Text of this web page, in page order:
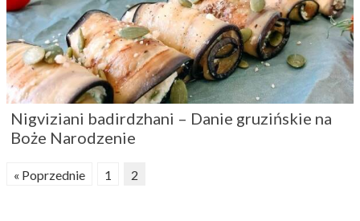
Nigviziani badirdzhani – Danie gruzińskie na
Boże Narodzenie
« Poprzednie 1 2